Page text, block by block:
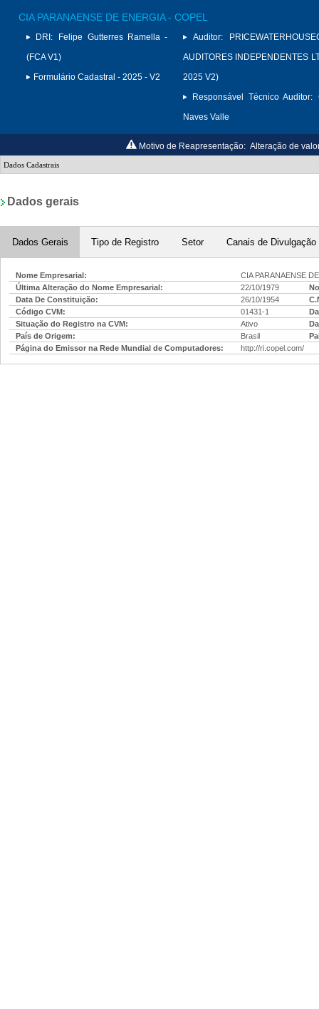
CIA PARANAENSE DE ENERGIA - COPEL
DRI:
Felipe Gutterres Ramella -
(FCA V1)
Formulário Cadastral - 2025 - V2
Auditor:
AUDITORES INDEPENDENTES
2025 V2)
Responsável Técnico Auditor:
Naves Valle
Motivo de Reapresentação: Alteração de